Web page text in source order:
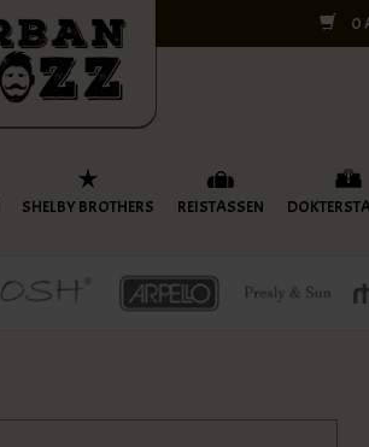
0
SHELBY BROTHERS REISTASSEN